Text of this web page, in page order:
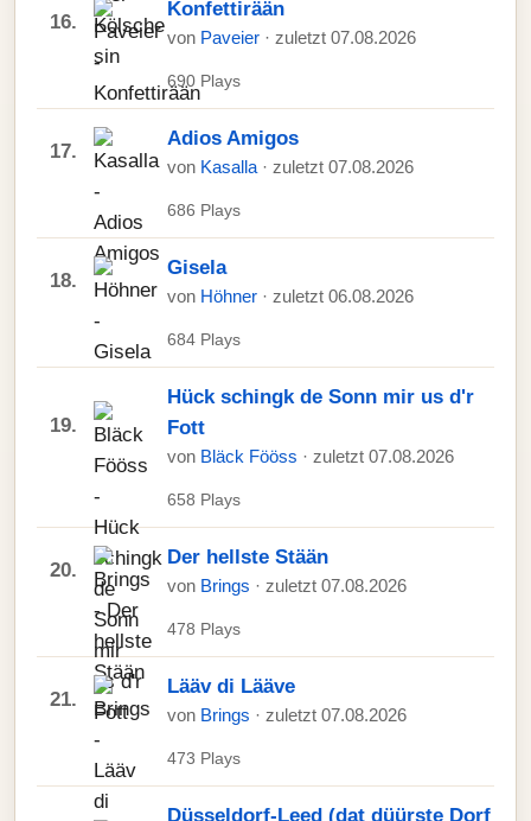
16.
Konfettirään
von Paveier · zuletzt 07.08.2026
690 Plays
17.
Adios Amigos
von Kasalla · zuletzt 07.08.2026
686 Plays
18.
Gisela
von Höhner · zuletzt 06.08.2026
684 Plays
19.
Hück schingk de Sonn mir us d'r
Fott
von Bläck Fööss · zuletzt 07.08.2026
658 Plays
20.
Der hellste Stään
von Brings · zuletzt 07.08.2026
478 Plays
21.
Lääv di Lääve
von Brings · zuletzt 07.08.2026
473 Plays
Düsseldorf-Leed (dat düürste Dorf